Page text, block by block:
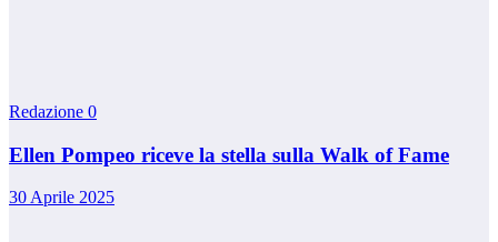
Redazione 0
Ellen Pompeo riceve la stella sulla Walk of Fame
30 Aprile 2025